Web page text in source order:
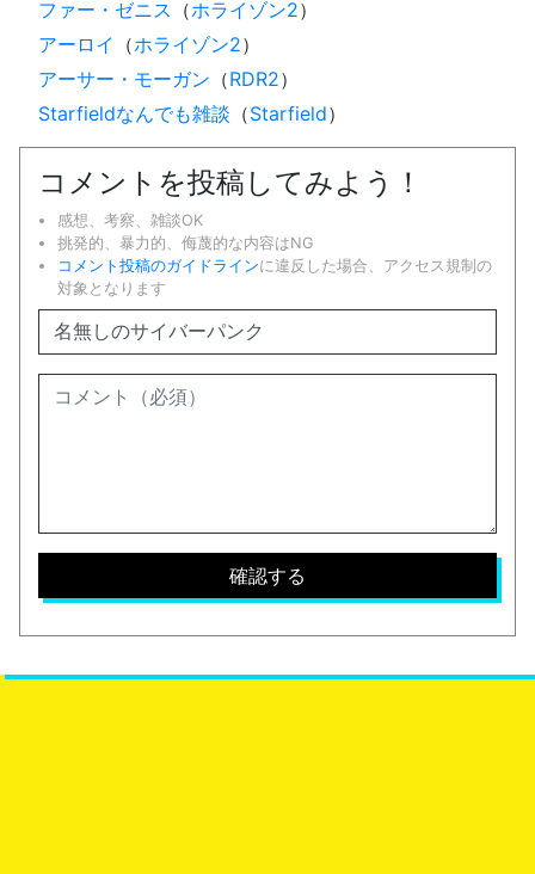
ファー・ゼニス （ホライゾン2）
アーロイ
（ホライゾン2）
アーサー・モーガン （RDR2）
Starfieldなんでも雑談 （Starfield）
コメントを投稿してみよう！
感想、考察、雑談OK
挑発的、暴力的、侮蔑的な内容はNG
コメント投稿のガイドラインに違反した場合、アクセス規制の
対象となります